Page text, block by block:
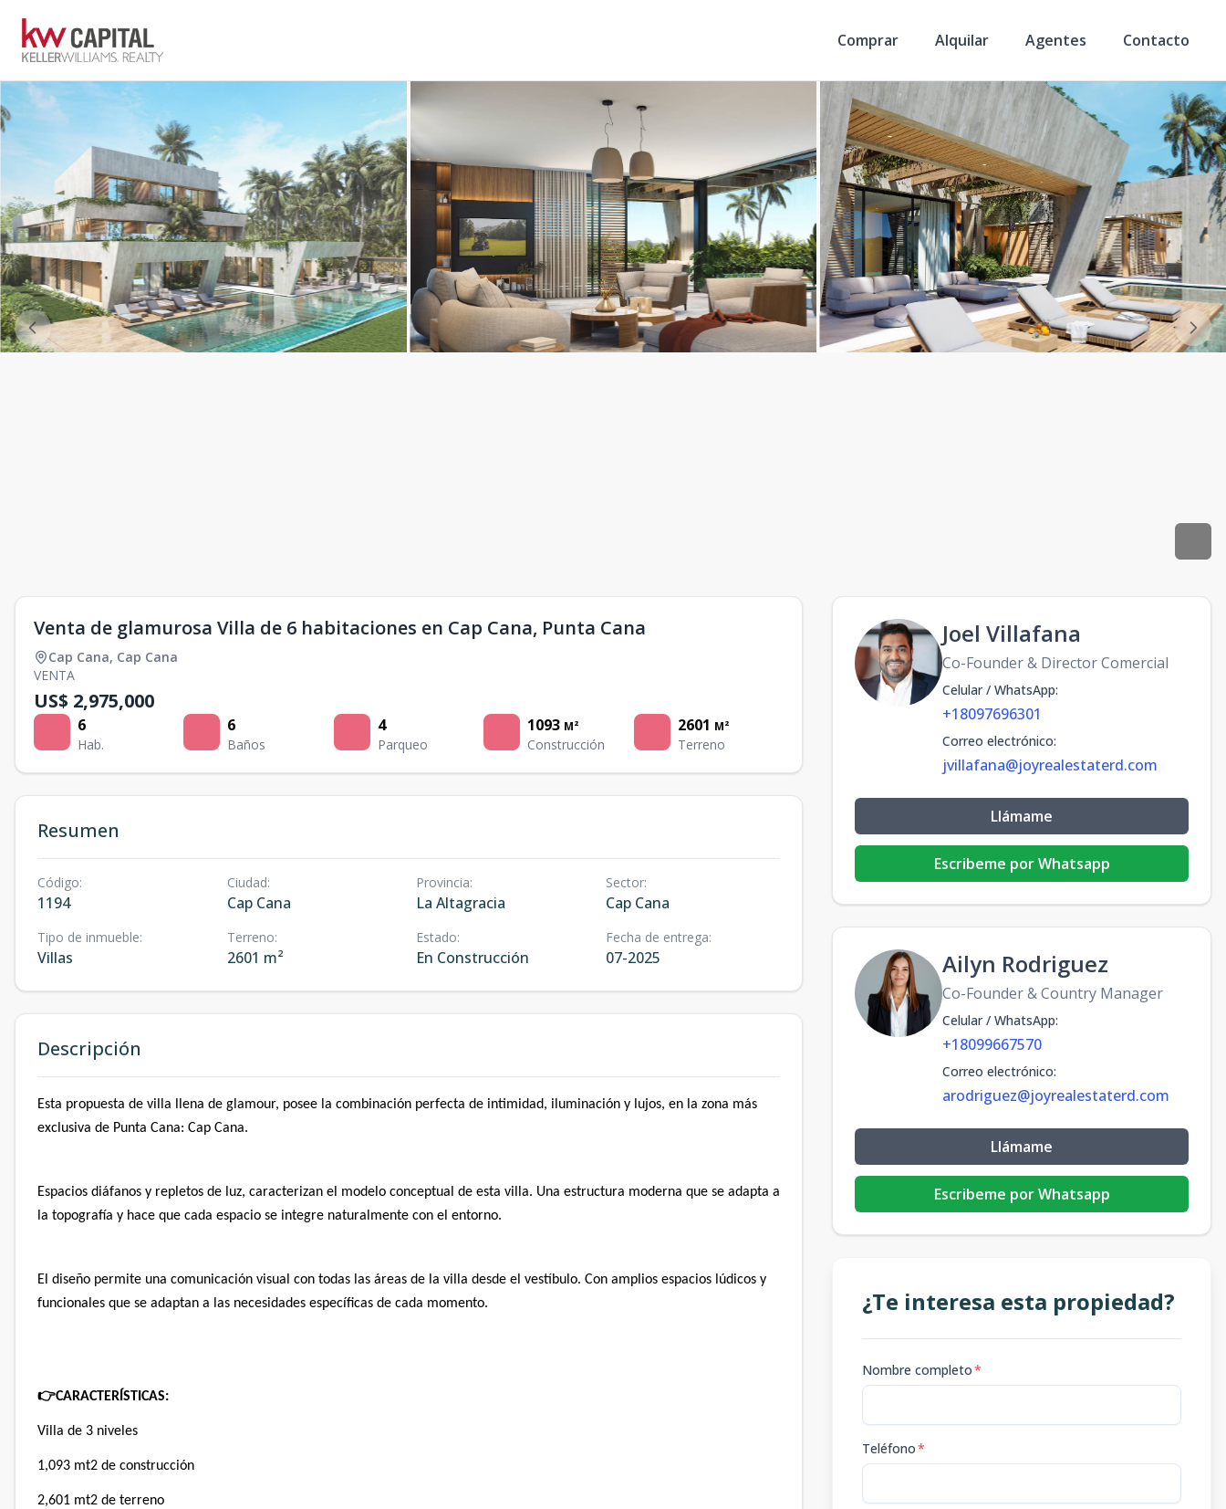
Comprar Alquilar Agentes Contacto
Venta de glamurosa Villa de 6 habitaciones en Cap Cana, Punta Cana
Cap Cana, Cap Cana
VENTA
US$ 2,975,000
6
Hab.
6
Baños
4
Parqueo
1093 M²
Construcción
2601 M²
Terreno
Resumen
Código:
1194
Ciudad:
Cap Cana
Provincia:
La Altagracia
Sector:
Cap Cana
Tipo de inmueble:
Villas
Terreno:
2601 m²
Estado:
En Construcción
Fecha de entrega:
07-2025
Descripción
Esta propuesta de villa llena de glamour, posee la combinación perfecta de intimidad, iluminación y lujos, en la zona más
exclusiva de Punta Cana: Cap Cana.
Espacios diáfanos y repletos de luz, caracterizan el modelo conceptual de esta villa. Una estructura moderna que se adapta a
la topografía y hace que cada espacio se integre naturalmente con el entorno.
El diseño permite una comunicación visual con todas las áreas de la villa desde el vestíbulo. Con amplios espacios lúdicos y
funcionales que se adaptan a las necesidades específicas de cada momento.
👉CARACTERÍSTICAS:
Villa de 3 niveles
1,093 mt2 de construcción
2,601 mt2 de terreno
Joel Villafana
Co-Founder & Director Comercial
Celular / WhatsApp:
+18097696301
Correo electrónico:
jvillafana@joyrealestaterd.com
Llámame
Escribeme por Whatsapp
Ailyn Rodriguez
Co-Founder & Country Manager
Celular / WhatsApp:
+18099667570
Correo electrónico:
arodriguez@joyrealestaterd.com
Llámame
Escribeme por Whatsapp
¿Te interesa esta propiedad?
Nombre completo*
Teléfono*